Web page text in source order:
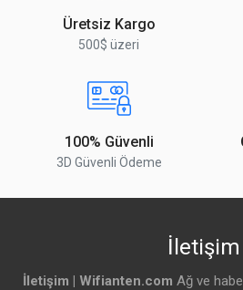
Üretsiz Kargo
500$ üzeri
100% Güvenli
3D Güvenli Ödeme
İletişim
İletişim | Wifianten.com Ağ ve